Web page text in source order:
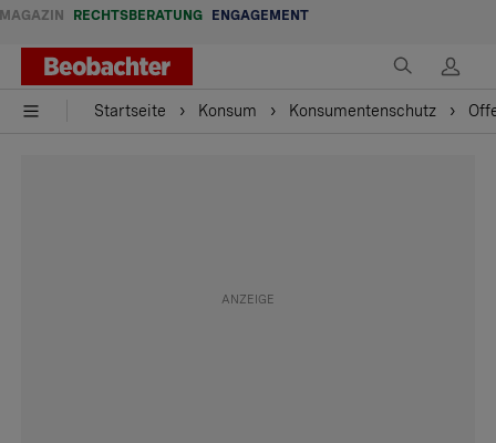
MAGAZIN RECHTSBERATUNG ENGAGEMENT
Startseite Konsum Konsumentenschutz